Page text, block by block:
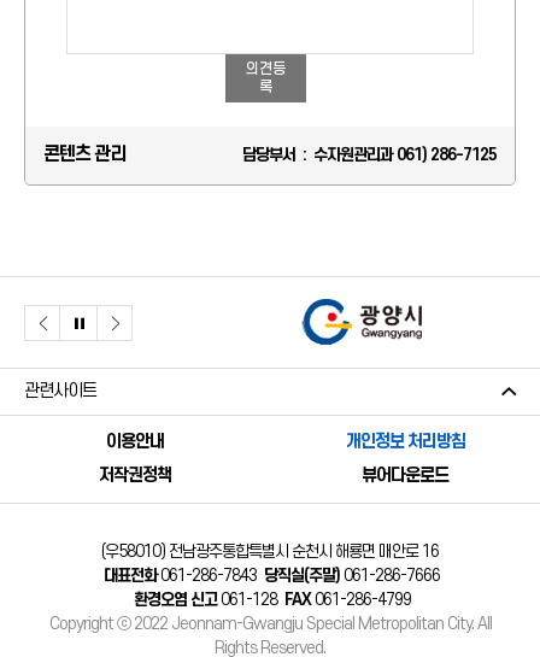
의견등
록
콘텐츠 관리 담당부서 : 수자원관리과 061) 286-7125
이용안내
개인정보 처리방침
저작권정책
뷰어다운로드
관련사이트
(우58010) 전남광주통합특별시 순천시 해룡면 매안로 16
대표전화061-286-7843 당직실(주말) 061-286-7666
환경오염 신고061-128 FAX061-286-4799
Copyright ⓒ 2022 Jeonnam-Gwangju Special Metropolitan City. All
Rights Reserved.